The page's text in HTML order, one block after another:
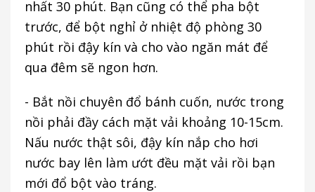
nhất 30 phút. Bạn cũng có thể pha bột
trước, để bột nghỉ ở nhiệt độ phòng 30
phút rồi đậy kín và cho vào ngăn mát để
qua đêm sẽ ngon hơn.
- Bắt nồi chuyên đổ bánh cuốn, nước trong
nồi phải đầy cách mặt vải khoảng 10-15cm.
Nấu nước thật sôi, đậy kín nắp cho hơi
nước bay lên làm ướt đều mặt vải rồi bạn
mới đổ bột vào tráng.